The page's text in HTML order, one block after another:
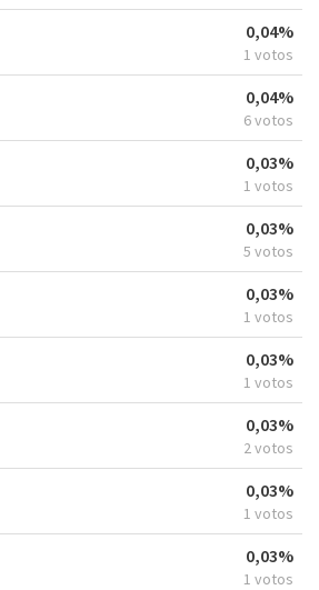
0,04%
1 votos
0,04%
6 votos
0,03%
1 votos
0,03%
5 votos
0,03%
1 votos
0,03%
1 votos
0,03%
2 votos
0,03%
1 votos
0,03%
1 votos